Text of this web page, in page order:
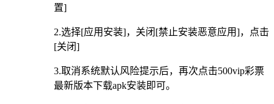
置]
2.选择[应用安装]，关闭[禁止安装恶意应用]，点击
[关闭]
3.取消系统默认风险提示后，再次点击500vip彩票
最新版本下载apk安装即可。